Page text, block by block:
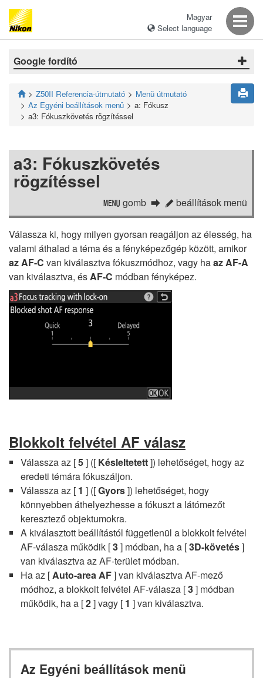
Magyar
Select language
Google fordító
Z50II Referencia-útmutató
Menü útmutató
Az Egyéni beállítások menü
a: Fókusz
a3: Fókuszkövetés rögzítéssel
a3: Fókuszkövetés
rögzítéssel
G gomb A beállítások menü
Válassza ki, hogy milyen gyorsan reagáljon az élesség, ha
valami áthalad a téma és a fényképezőgép között, amikor
az AF-C van kiválasztva fókuszmódhoz, vagy haaz AF-A
van kiválasztva, ésAF-C módban fényképez.
Blokkolt felvétel AF válasz
Válassza az [5] ([ Késleltetett]) lehetőséget, hogy az
eredeti témára fókuszáljon.
Válassza az [ 1 ] ([Gyors]) lehetőséget, hogy
könnyebben áthelyezhesse a fókuszt a látómezőt
keresztező objektumokra.
A kiválasztott beállítástól függetlenül a blokkolt felvétel
AF-válasza működik [3] módban, ha a [3D-követés]
van kiválasztva az AF-terület módban.
Ha az [Auto-area AF] van kiválasztva AF-mező
módhoz, a blokkolt felvétel AF-válasza [3] módban
működik, ha a [2] vagy [ 1 ] van kiválasztva.
Az Egyéni beállítások menü